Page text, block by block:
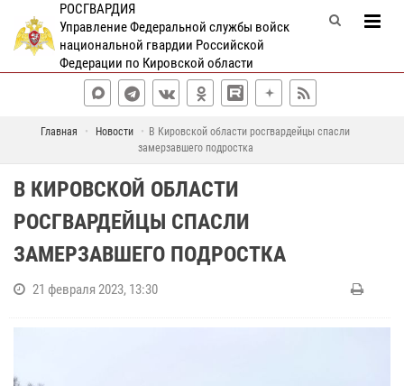
РОСГВАРДИЯ
Управление Федеральной службы войск
национальной гвардии Российской
Федерации по Кировской области
Главная Новости
В Кировской области росгвардейцы спасли
замерзавшего подростка
В КИРОВСКОЙ ОБЛАСТИ
РОСГВАРДЕЙЦЫ СПАСЛИ
ЗАМЕРЗАВШЕГО ПОДРОСТКА
21 февраля 2023, 13:30